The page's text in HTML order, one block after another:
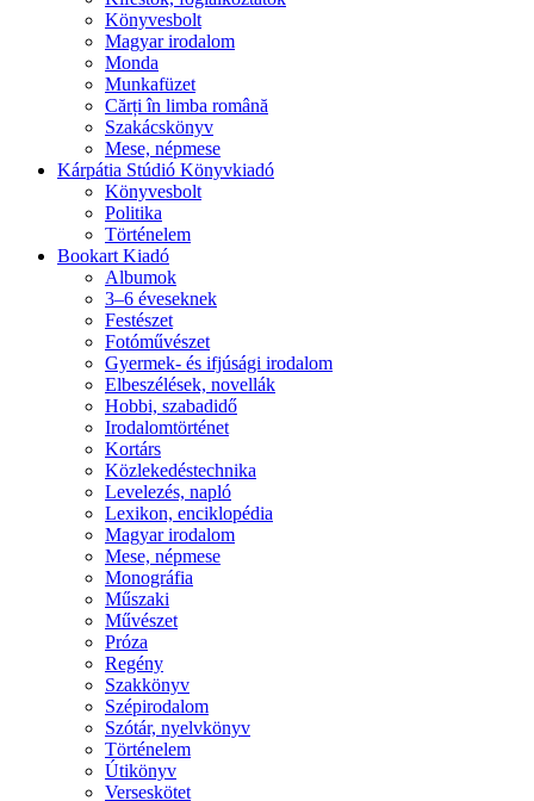
Könyvesbolt
Magyar irodalom
Monda
Munkafüzet
Cărți în limba română
Szakácskönyv
Mese, népmese
Kárpátia Stúdió Könyvkiadó
Könyvesbolt
Politika
Történelem
Bookart Kiadó
Albumok
3–6 éveseknek
Festészet
Fotóművészet
Gyermek- és ifjúsági irodalom
Elbeszélések, novellák
Hobbi, szabadidő
Irodalomtörténet
Kortárs
Közlekedéstechnika
Levelezés, napló
Lexikon, enciklopédia
Magyar irodalom
Mese, népmese
Monográfia
Műszaki
Művészet
Próza
Regény
Szakkönyv
Szépirodalom
Szótár, nyelvkönyv
Történelem
Útikönyv
Verseskötet